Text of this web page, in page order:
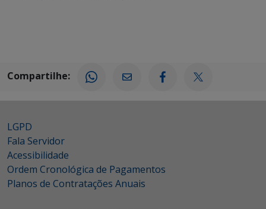
Compartilhe:
LGPD
Fala Servidor
Acessibilidade
Ordem Cronológica de Pagamentos
Planos de Contratações Anuais